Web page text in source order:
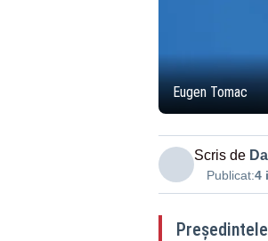
Eugen Tomac
Scris de
Publicat:4